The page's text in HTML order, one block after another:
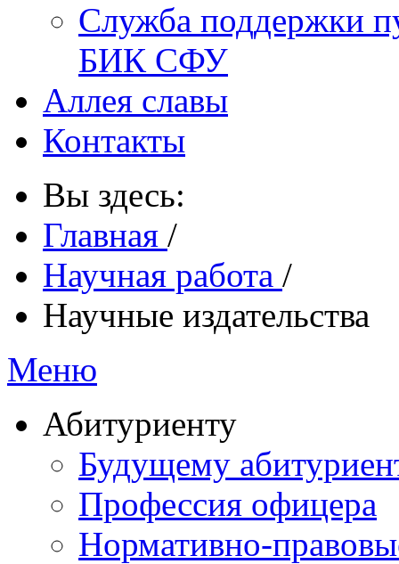
Служба поддержки
БИК СФУ
Аллея славы
Контакты
Вы здесь:
Главная /
Научная работа /
Научные издательства
Меню
Абитуриенту
Будущему
Профессия офицера
Нормативно-